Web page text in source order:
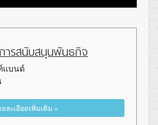
ารสนับสนุนพันธกิจ
แบนด์
ยละเอียดเพิ่มเติม »